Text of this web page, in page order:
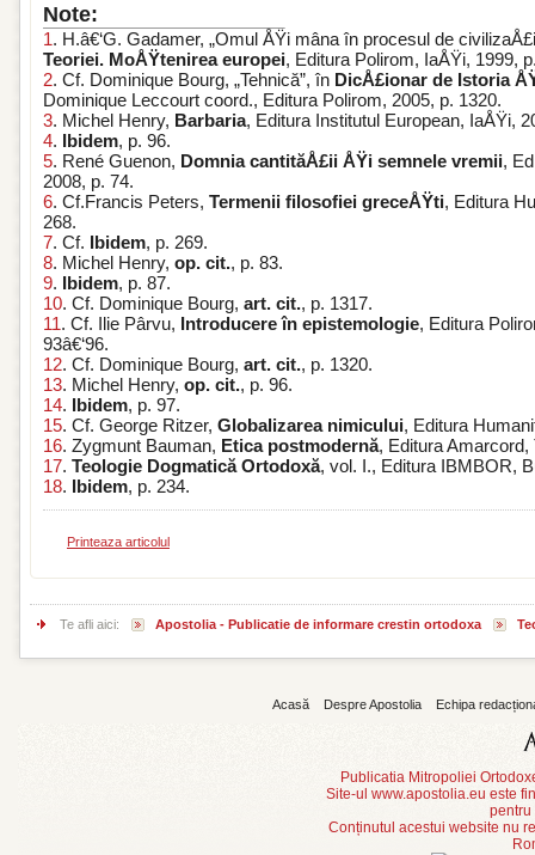
Note:
1. H.â€‘G. Gadamer, „Omul ÅŸi mâna în procesul de
Teoriei. MoÅŸtenirea europei, Editura Polirom, IaÅŸi, 1999,
2. Cf. Dominique Bourg, „Tehnică”, în DicÅ£ionar de Istoria
Dominique Leccourt coord., Editura Polirom, 2005, p. 1320.
3. Michel Henry, Barbaria, Editura Institutul European, IaÅŸi,
4. Ibidem, p. 96.
5. René Guenon, Domnia cantităÅ£ii ÅŸi semnele vremii,
2008, p. 74.
6. Cf.Francis Peters, Termenii filosofiei greceÅŸti, Editura
268.
7. Cf. Ibidem, p. 269.
8. Michel Henry, op. cit., p. 83.
9. Ibidem, p. 87.
10. Cf. Dominique Bourg, art. cit., p. 1317.
11. Cf. Ilie Pârvu, Introducere în epistemologie, Editura
93â€‘96.
12. Cf. Dominique Bourg, art. cit., p. 1320.
13. Michel Henry, op. cit., p. 96.
14. Ibidem, p. 97.
15. Cf. George Ritzer, Globalizarea nimicului, Editura
16. Zygmunt Bauman, Etica postmodernă, Editura Amarcord,
17. Teologie Dogmatică Ortodoxă, vol. I., Editura IBMBOR,
18. Ibidem, p. 234.
Printeaza articolul
Te afli aici: Apostolia - Publicatie de informare crestin ortodoxa
Acasă Despre Apostolia Echipa
Publicatia Mitropoliei
Site-ul www.apostolia.eu este
pentru
Conținutul acestui website nu